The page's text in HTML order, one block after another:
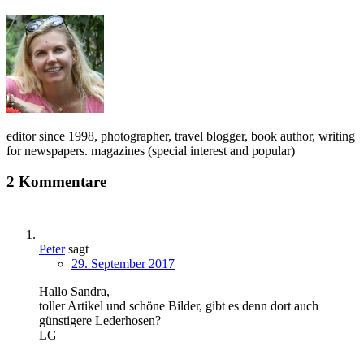
editor since 1998, photographer, travel blogger, book author, writing
for newspapers. magazines (special interest and popular)
2 Kommentare
Peter sagt
29. September 2017
Hallo Sandra,
toller Artikel und schöne Bilder, gibt es denn dort auch
günstigere Lederhosen?
LG